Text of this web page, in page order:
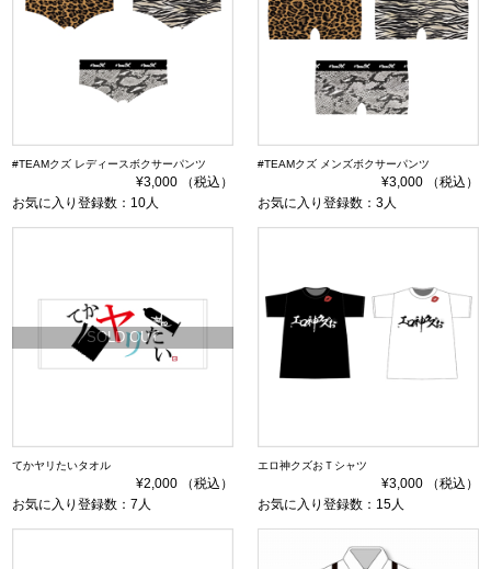
#TEAMクズ レディースボクサーパンツ
¥3,000 （税込）
お気に入り登録数：10人
#TEAMクズ メンズボクサーパンツ
¥3,000 （税込）
お気に入り登録数：3人
SOLD OUT
てかヤリたいタオル
¥2,000 （税込）
お気に入り登録数：7人
エロ神クズおＴシャツ
¥3,000 （税込）
お気に入り登録数：15人